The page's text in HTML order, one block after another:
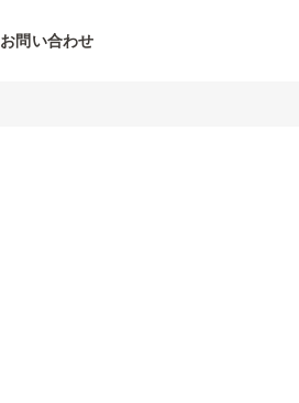
お問い合わせ